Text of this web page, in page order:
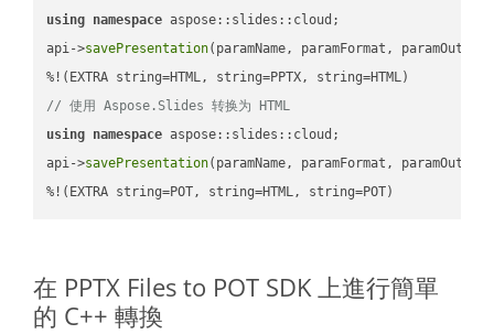
using namespace aspose::slides::cloud;
api->savePresentation(paramName, paramFormat,
// 使用 Aspose.Slides 转换为 HTML
using namespace aspose::slides::cloud;
api->savePresentation(paramName, paramFormat,
%!(EXTRA string=POT, string=HTML, string=POT)
在 PPTX Files to POT SDK 上進行簡單
的 C++ 轉換